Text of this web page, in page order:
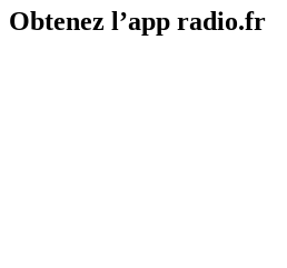
Obtenez l’app radio.fr